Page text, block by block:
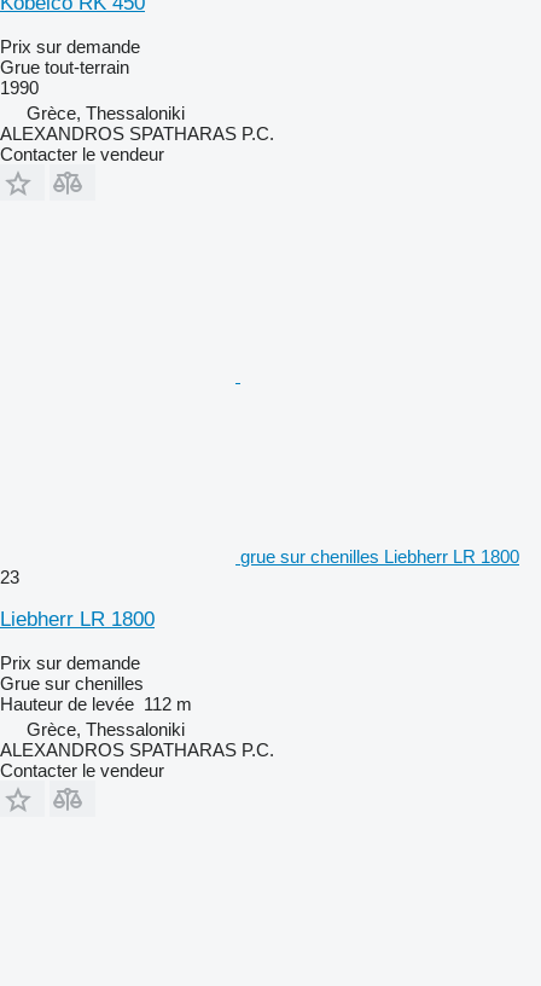
Prix sur demande
Grue tout-terrain
1990
Grèce, Thessaloniki
ALEXANDROS SPATHARAS P.C.
Contacter le vendeur
grue sur chenilles Liebherr LR 1800
23
Liebherr LR 1800
Prix sur demande
Grue sur chenilles
Hauteur de levée 112 m
Grèce, Thessaloniki
ALEXANDROS SPATHARAS P.C.
Contacter le vendeur